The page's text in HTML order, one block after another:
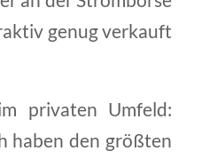
genug verkauft
privaten Umfeld:
haben den größten